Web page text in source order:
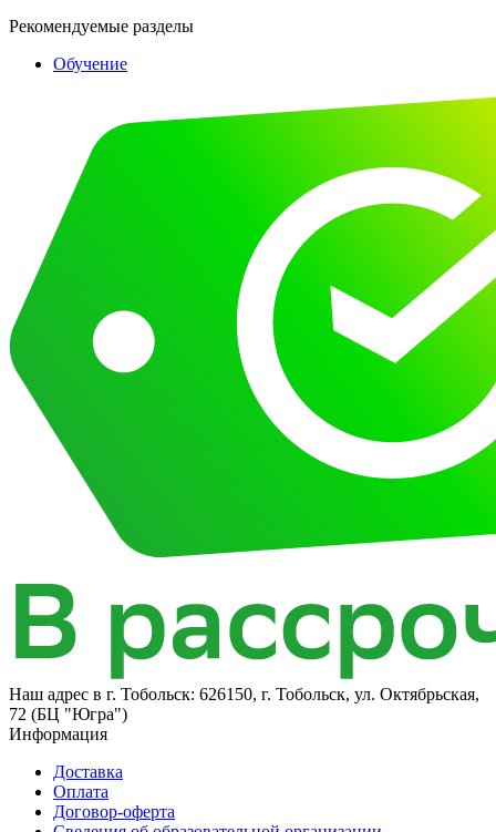
Рекомендуемые разделы
Обучение
Наш адрес в г. Тобольск: 626150, г. Тобольск, ул. Октябрьская,
72 (БЦ "Югра")
Информация
Доставка
Оплата
Договор-оферта